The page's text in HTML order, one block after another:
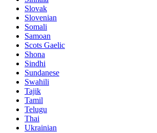
Slovak
Slovenian
Somali
Samoan
Scots Gaelic
Shona
Sindhi
Sundanese
Swahili
Tajik
Tamil
Telugu
Thai
Ukrainian